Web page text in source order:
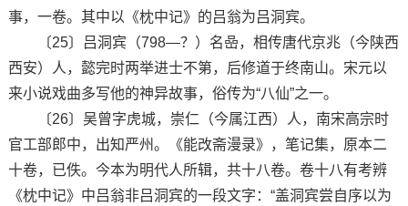
事，一卷。其中以《枕中记》的吕翁为吕洞宾。
〔25〕吕洞宾（798—？）名喦，相传唐代京兆（今陕西
西安）人，懿完时两举进士不第，后修道于终南山。宋元以
来小说戏曲多写他的神异故事，俗传为“八仙”之一。
〔26〕吴曾字虎城，崇仁（今属江西）人，南宋高宗时
官工部郎中，出知严州。《能改斋漫录》，笔记集，原本二
十卷，已佚。今本为明代人所辑，共十八卷。卷十八有考辨
《枕中记》中吕翁非吕洞宾的一段文字：“盖洞宾尝自序以为